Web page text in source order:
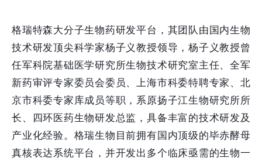
格瑞特森大分子生物药研发平台，其团队由国内生物
技术研发顶尖科学家杨子义教授领导，杨子义教授曾
任军科院基础医学研究所生物技术研究室主任、全军
新药审评专家委员会委员、上海市科委特聘专家、北
京市科委专家库成员等职，系原扬子江生物研究所所
长、四环医药生物研发总监，具备丰富的技术研发及
产业化经验。格瑞生物目前拥有国内顶级的毕赤酵母
真核表达系统平台，并开发出多个临床亟需的生物一